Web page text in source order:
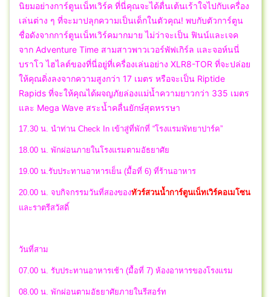
นิยมอย่างการ์ตูนเน็ทเวิร์ค ที่นี่คุณจะได้ตื่นเต้นเร้าใจไปกับเครื่อง
เล่นต่าง ๆ ที่จะมาปลุกความเป็นเด็กในตัวคุณ! พบกับตัวการ์ตูน
ชื่อดังจากการ์ตูนเน็ทเวิร์คมากมาย ไม่ว่าจะเป็น ฟินน์และเจค
จาก Adventure Time สามสาวพาวเวอร์พัฟเกิร์ล และจอห์นนี่
บราโว ไฮไลต์ของที่นี่อยู่ที่เครื่องเล่นอย่าง XLR8-TOR ที่จะปล่อย
ให้คุณดิ่งลงจากความสูงกว่า 17 เมตร หรือจะเป็น Riptide
Rapids ที่จะให้คุณได้ผจญภัยล่องแม่น้ำความยาวกว่า 335 เมตร
และ Mega Wave สระน้ำคลื่นยักษ์สุดหรรษา
17.30 น. นำท่าน Check In เข้าสู่ที่พักที่ “โรงแรมพัทยาปาร์ค”
18.00 น. พักผ่อนภายในโรงแรมตามอัธยาศัย
19.00 น.รับประทานอาหารเย็น (มื้อที่ 6) ที่ร้านอาหาร
20.00 น. จบกิจกรรมวันที่สองของทัวร์สวนน้ำการ์ตูนเน็ทเวิร์คอเมโซน
และราตรีสวัสดิ์
วันที่สาม
07.00 น. รับประทานอาหารเช้า (มื้อที่ 7) ห้องอาหารของโรงแรม
08.00 น. พักผ่อนตามอัธยาศัยภายในรีสอร์ท